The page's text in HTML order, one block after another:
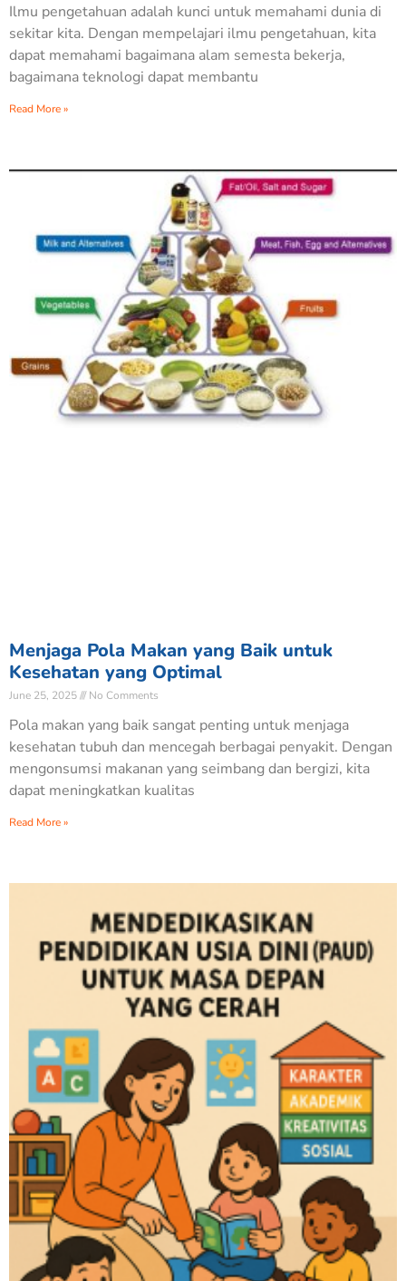
Ilmu pengetahuan adalah kunci untuk memahami dunia di
sekitar kita. Dengan mempelajari ilmu pengetahuan, kita
dapat memahami bagaimana alam semesta bekerja,
bagaimana teknologi dapat membantu
Read More »
Menjaga Pola Makan yang Baik untuk
Kesehatan yang Optimal
June 25, 2025 No Comments
Pola makan yang baik sangat penting untuk menjaga
kesehatan tubuh dan mencegah berbagai penyakit. Dengan
mengonsumsi makanan yang seimbang dan bergizi, kita
dapat meningkatkan kualitas
Read More »